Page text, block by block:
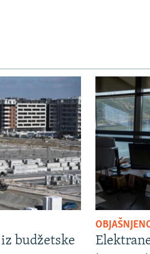
budžetske